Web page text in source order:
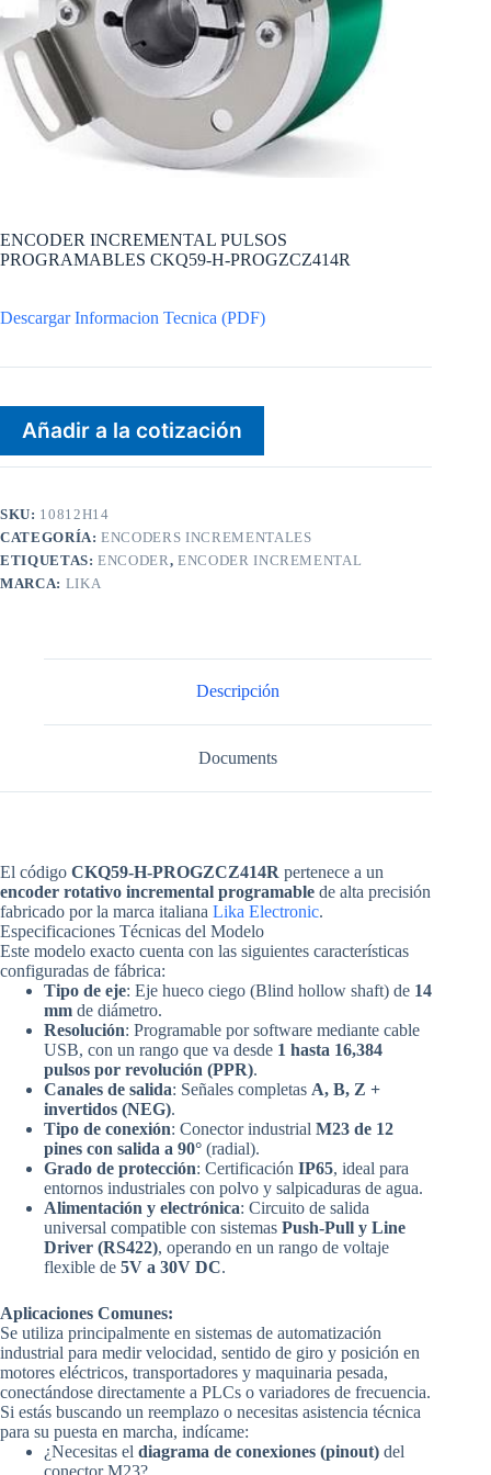
ENCODER INCREMENTAL PULSOS
PROGRAMABLES CKQ59-H-PROGZCZ414R
Descargar Informacion Tecnica (PDF)
Añadir a la cotización
SKU: 10812H14
CATEGORÍA:ENCODERS INCREMENTALES
ETIQUETAS:ENCODER,ENCODER INCREMENTAL
MARCA: LIKA
Descripción
Documents
El código CKQ59-H-PROGZCZ414R pertenece a un
encoder rotativo incremental programable de alta precisión
fabricado por la marca italiana Lika Electronic.
Especificaciones Técnicas del Modelo
Este modelo exacto cuenta con las siguientes características
configuradas de fábrica:
Tipo de eje: Eje hueco ciego (Blind hollow shaft) de 14
mm de diámetro.
Resolución: Programable por software mediante cable
USB, con un rango que va desde 1 hasta 16,384
pulsos por revolución (PPR).
Canales de salida: Señales completas A, B, Z +
invertidos (NEG).
Tipo de conexión: Conector industrial M23 de 12
pines con salida a 90° (radial).
Grado de protección: Certificación IP65, ideal para
entornos industriales con polvo y salpicaduras de agua.
Alimentación y electrónica: Circuito de salida
universal compatible con sistemas Push-Pull y Line
Driver (RS422), operando en un rango de voltaje
flexible de 5V a 30V DC.
Aplicaciones Comunes:
Se utiliza principalmente en sistemas de automatización
industrial para medir velocidad, sentido de giro y posición en
motores eléctricos, transportadores y maquinaria pesada,
conectándose directamente a PLCs o variadores de frecuencia.
Si estás buscando un reemplazo o necesitas asistencia técnica
para su puesta en marcha, indícame:
¿Necesitas el diagrama de conexiones (pinout) del
conector M23?